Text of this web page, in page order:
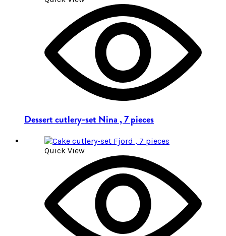
Dessert cutlery-set Nina , 7 pieces
Quick View